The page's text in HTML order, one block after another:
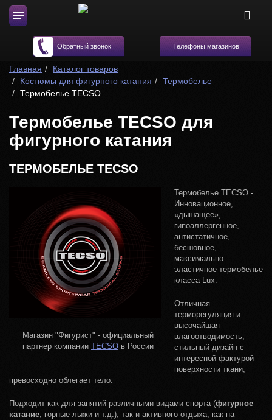
Обратный звонок Телефоны магазинов
Главная
Каталог товаров
Костюмы для фигурного катания
Термобелье
Термобелье TECSO
Термобелье TECSO для
фигурного катания
ТЕРМОБЕЛЬЕ TECSO
Магазин "Фигурист" - официальный
партнер компании TECSO в России
Термобелье TECSO -
Инновационное,
«дышащее»,
гипоаллергенное,
антистатичное,
бесшовное,
максимально
эластичное термобелье
класса Lux.
Отличная
терморегуляция и
высочайшая
влагоотводимость,
стильный дизайн с
интересной фактурой
поверхности ткани,
превосходно облегает тело.
Подходит как для занятий различными видами спорта (фигурное
катание, горные лыжи и т.д.), так и активного отдыха, как на